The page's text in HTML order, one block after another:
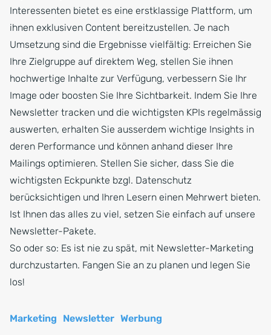
Interessenten bietet es eine erstklassige Plattform, um
ihnen exklusiven Content bereitzustellen. Je nach
Umsetzung sind die Ergebnisse vielfältig: Erreichen Sie
Ihre Zielgruppe auf direktem Weg, stellen Sie ihnen
hochwertige Inhalte zur Verfügung, verbessern Sie Ihr
Image oder boosten Sie Ihre Sichtbarkeit. Indem Sie Ihre
Newsletter tracken und die wichtigsten KPIs regelmässig
auswerten, erhalten Sie ausserdem wichtige Insights in
deren Performance und können anhand dieser Ihre
Mailings optimieren. Stellen Sie sicher, dass Sie die
wichtigsten Eckpunkte bzgl. Datenschutz
berücksichtigen und Ihren Lesern einen Mehrwert bieten.
Ist Ihnen das alles zu viel, setzen Sie einfach auf unsere
Newsletter-Pakete.
So oder so: Es ist nie zu spät, mit Newsletter-Marketing
durchzustarten. Fangen Sie an zu planen und legen Sie
los!
Marketing Newsletter Werbung